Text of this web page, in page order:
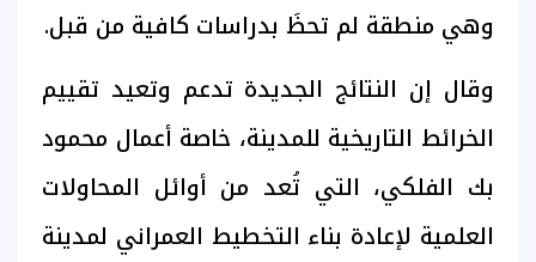
وهي منطقة لم تحظَ بدراسات كافية من قبل.
وقال إن النتائج الجديدة تدعم وتعيد تقييم
الخرائط التاريخية للمدينة، خاصة أعمال محمود
بك الفلكي، التي تُعد من أوائل المحاولات
العلمية لإعادة بناء التخطيط العمراني لمدينة